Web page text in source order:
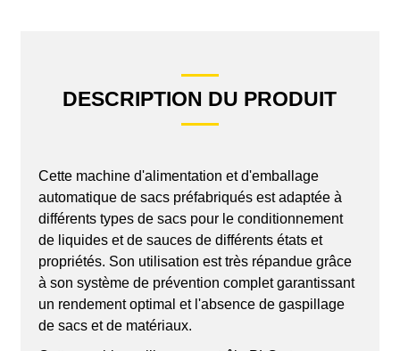
DESCRIPTION DU PRODUIT
Cette machine d'alimentation et d'emballage
automatique de sacs préfabriqués est adaptée à
différents types de sacs pour le conditionnement
de liquides et de sauces de différents états et
propriétés. Son utilisation est très répandue grâce
à son système de prévention complet garantissant
un rendement optimal et l'absence de gaspillage
de sacs et de matériaux.